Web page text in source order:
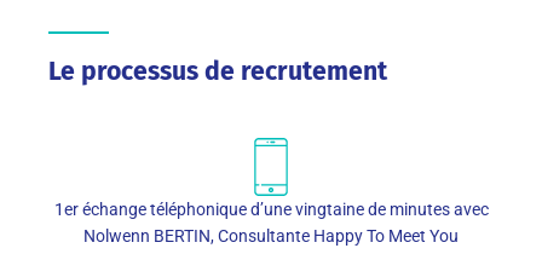
Le processus de recrutement
1er échange téléphonique d’une vingtaine de minutes avec
Nolwenn BERTIN, Consultante Happy To Meet You